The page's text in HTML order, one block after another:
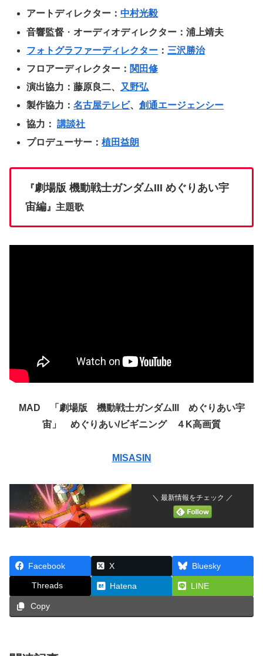
アートディレクター：中村光毅
音響監督 ・ オーディオディレクター：浦上靖夫
フォトグラファーディレクター ： 三沢勝治
フロアーディレクター： 関田修
演出協力：藤原良二、
又野弘
製作協力：名古屋テレビ、創通エージェンシー
協力：講談社
プロデューサー：植田益朗
『劇場版 機動戦士ガンダムIII めぐりあい宇
宙編』主題歌
MAD 「劇場版 機動戦士ガンダムIII めぐりあい宇
宙」 めぐりあい/ビギニング ４K高画質
MISASIN
＼ 最新情報をチェック ／
Facebook X Bluesky
Threads Hatena LINE
Copy